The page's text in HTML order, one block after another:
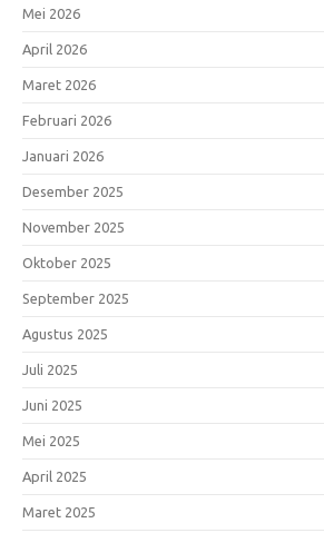
Mei 2026
April 2026
Maret 2026
Februari 2026
Januari 2026
Desember 2025
November 2025
Oktober 2025
September 2025
Agustus 2025
Juli 2025
Juni 2025
Mei 2025
April 2025
Maret 2025